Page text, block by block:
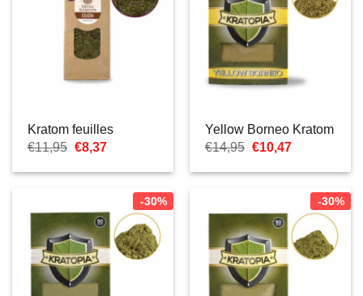
Kratom feuilles
€11,95 Le
initial
€8,37Le
actuel
€8,37.
Yellow Borneo Kratom
€14,95 Le
initial
€10,47Le
actuel
€10,47.
-30% -30%